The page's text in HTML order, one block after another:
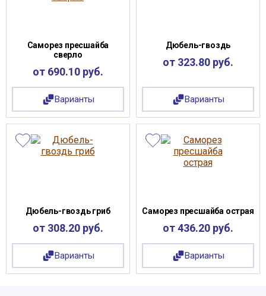
Саморез пресшайба
сверло
от 690.10 руб.
Варианты
Дюбель-гвоздь
от 323.80 руб.
Варианты
Дюбель-гвоздь гриб
от 308.20 руб.
Варианты
Саморез пресшайба острая
от 436.20 руб.
Варианты